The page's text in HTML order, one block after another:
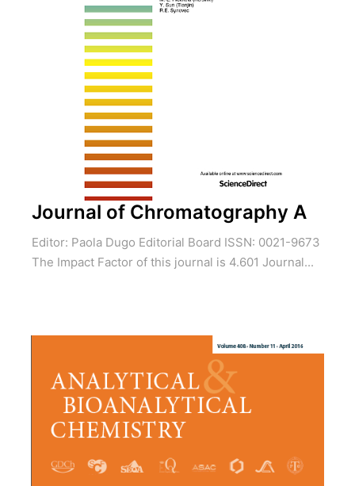
Journal of Chromatography A
Editor: Paola Dugo Editorial Board ISSN: 0021-9673
The Impact Factor of this journal is 4.601 Journal...